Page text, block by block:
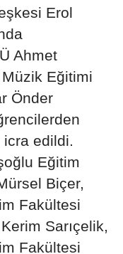
Edirne
Elazığ
Erzincan
Erzurum
Eskişehir
Gaziantep
Giresun
Gümüşhane
Hakkari
Erol
Ahmet
Eğitimi
Önder
icra edildi.
Eğitim
Biçer,
Fakültesi
Sarıçelik,
Fakültesi